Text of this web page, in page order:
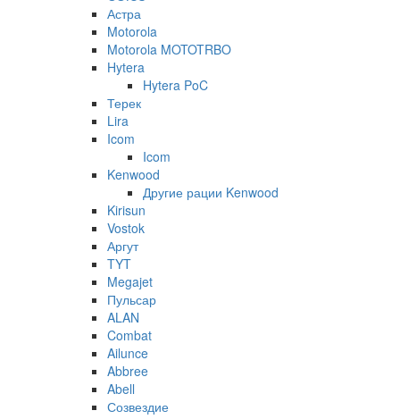
Астра
Motorola
Motorola MOTOTRBO
Hytera
Hytera PoC
Терек
Lira
Icom
Icom
Kenwood
Другие рации Kenwood
Kirisun
Vostok
Аргут
TYT
Megajet
Пульсар
ALAN
Combat
Ailunce
Abbree
Abell
Созвездие